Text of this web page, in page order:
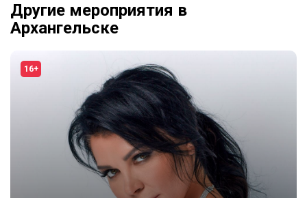
Другие мероприятия в
Архангельске
16+